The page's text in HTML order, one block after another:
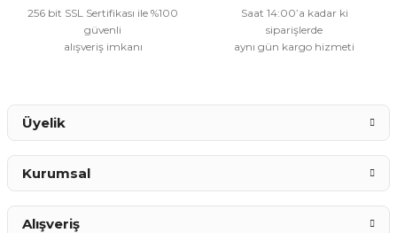
256 bit SSL Sertifikası ile %100
güvenli
alışveriş imkanı
Saat 14:00’a kadar ki
siparişlerde
aynı gün kargo hizmeti
Üyelik
Kurumsal
Alışveriş